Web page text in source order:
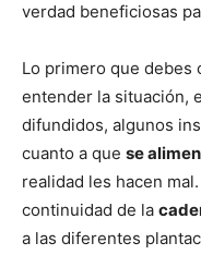
verdad beneficiosas
Lo primero que debes
entender la situación,
difundidos, algunos
cuanto a que se
realidad les hacen
continuidad de la
a las diferentes